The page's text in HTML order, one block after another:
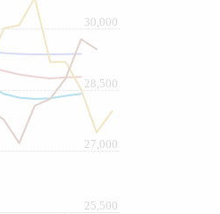
25,500
27,000
28,500
30,000